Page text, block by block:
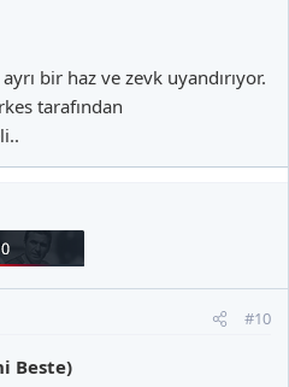
bir haz ve zevk uyandırıyor.
tarafından
#10
Beste)